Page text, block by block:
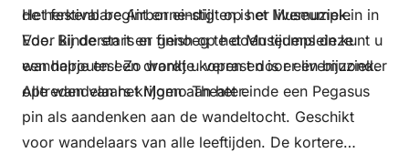
de herkenbare Airborne-stijl en is er livemuziek.
Voor kinderen is er genoeg te doen tijdens deze
wandelroutes! Zo wordt u verrast door een bijzonder
optreden van het Momo Theater.
Het festival begint en eindigt op het Museumplein in
Ede. Bij de start en finish op het Museumplein kunt u
een hapje en een drankje kopen en is er livemuziek.
Alle wandelaars krijgen aan het einde een Pegasus
pin als aandenken aan de wandeltocht. Geschikt
voor wandelaars van alle leeftijden. De kortere